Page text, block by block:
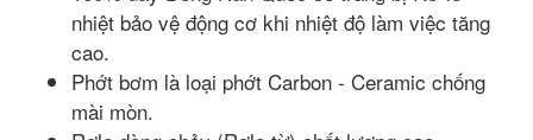
nhiệt bảo vệ động cơ khi nhiệt độ làm việc tăng
cao.
Phớt bơm là loại phớt Carbon - Ceramic chống
mài mòn.